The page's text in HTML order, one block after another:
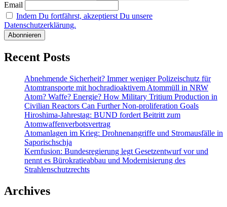
Email
Indem Du fortfährst, akzeptierst Du unsere
Datenschutzerklärung.
Recent Posts
Abnehmende Sicherheit? Immer weniger Polizeischutz für
Atomtransporte mit hochradioaktivem Atommüll in NRW
Atom? Waffe? Energie? How Military Tritium Production in
Civilian Reactors Can Further Non-proliferation Goals
Hiroshima-Jahrestag: BUND fordert Beitritt zum
Atomwaffenverbotsvertrag
Atomanlagen im Krieg: Drohnenangriffe und Stromausfälle in
Saporischschja
Kernfusion: Bundesregierung legt Gesetzentwurf vor und
nennt es Bürokratieabbau und Modernisierung des
Strahlenschutzrechts
Archives